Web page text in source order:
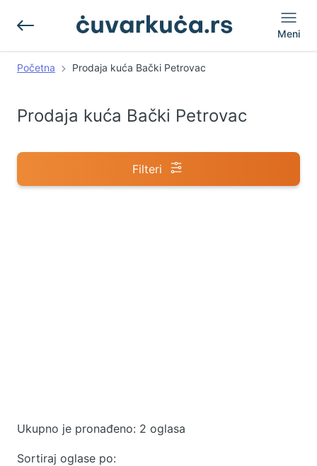
Meni
Početna Prodaja kuća Bački Petrovac
Prodaja kuća Bački Petrovac
Filteri
Ukupno je pronađeno: 2 oglasa
Sortiraj oglase po: